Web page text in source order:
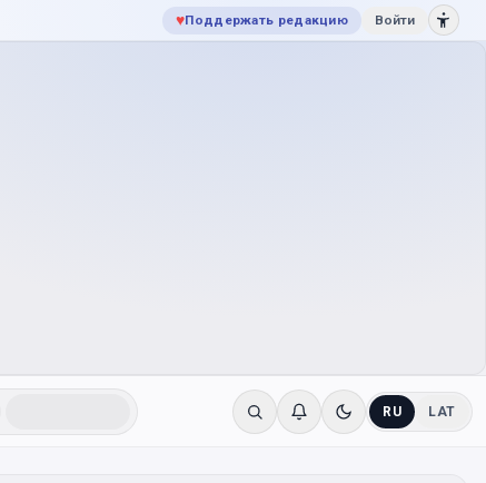
♥Поддержать редакцию Войти
RU LAT